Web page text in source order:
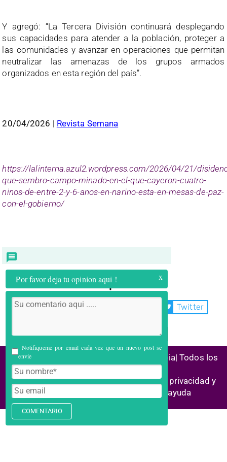
Y agregó: “La Tercera División continuará desplegando
sus capacidades para atender a la población, proteger a
las comunidades y avanzar en operaciones que permitan
neutralizar las amenazas de los grupos armados
organizados en esta región del país”.
20/04/2026 | Revista Semana
https://lalinterna.azul2.wordpress.com/2026/04/21/
que-sembro-campo-minado-en-el-que-cayeron-cuatro-
ninos-de-entre-2-y-6-anos-en-narino-esta-en-mesas-de-paz-
con-el-gobierno/
Por favor deja tu opinion aqui ! x
Notifiqueme por email cada vez que un nuevo post se
envie
COMENTARIO
Compartir:
WhatsApp Twitter
Telegram Email
(C) 2026 Alianza Reconstrucción Colombia| Todos los
derechos reservados
Historias de éxito | Marco legal |Política privacidad y
cookies
| Enlaces aliados | Centro ayuda